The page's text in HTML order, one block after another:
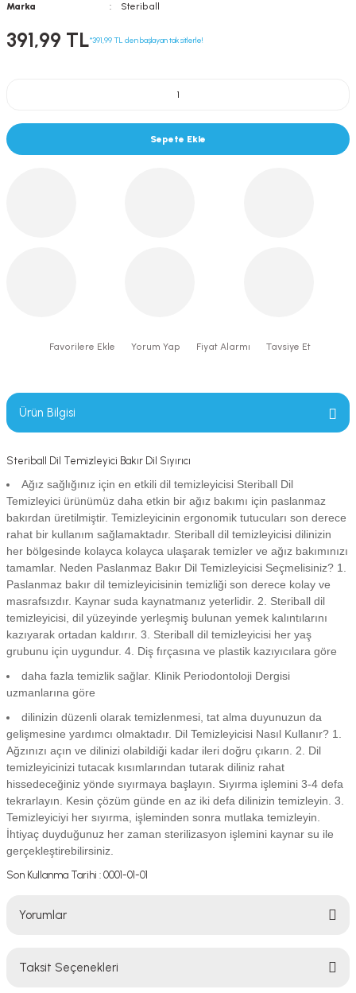
Marka Steriball
391,99 TL*391,99 TL den başlayan taksitlerle!
Sepete Ekle
Yorum Yap Fiyat Alarmı Tavsiye Et
Ürün Bilgisi
Steriball Dil Temizleyici Bakır Dil Sıyırıcı
Ağız sağlığınız için en etkili dil temizleyicisi Steriball Dil
Temizleyici ürünümüz daha etkin bir ağız bakımı için paslanmaz
bakırdan üretilmiştir. Temizleyicinin ergonomik tutucuları son derece
rahat bir kullanım sağlamaktadır. Steriball dil temizleyicisi dilinizin
her bölgesinde kolayca kolayca ulaşarak temizler ve ağız bakımınızı
tamamlar. Neden Paslanmaz Bakır Dil Temizleyicisi Seçmelisiniz? 1.
Paslanmaz bakır dil temizleyicisinin temizliği son derece kolay ve
masrafsızdır. Kaynar suda kaynatmanız yeterlidir. 2. Steriball dil
temizleyicisi, dil yüzeyinde yerleşmiş bulunan yemek kalıntılarını
kazıyarak ortadan kaldırır. 3. Steriball dil temizleyicisi her yaş
grubunu için uygundur. 4. Diş fırçasına ve plastik kazıyıcılara göre
daha fazla temizlik sağlar. Klinik Periodontoloji Dergisi
uzmanlarına göre
dilinizin düzenli olarak temizlenmesi, tat alma duyunuzun da
gelişmesine yardımcı olmaktadır. Dil Temizleyicisi Nasıl Kullanır? 1.
Ağzınızı açın ve dilinizi olabildiği kadar ileri doğru çıkarın. 2. Dil
temizleyicinizi tutacak kısımlarından tutarak diliniz rahat
hissedeceğiniz yönde sıyırmaya başlayın. Sıyırma işlemini 3-4 defa
tekrarlayın. Kesin çözüm günde en az iki defa dilinizin temizleyin. 3.
Temizleyiciyi her sıyırma, işleminden sonra mutlaka temizleyin.
İhtiyaç duyduğunuz her zaman sterilizasyon işlemini kaynar su ile
gerçekleştirebilirsiniz.
Son Kullanma Tarihi : 0001-01-01
Yorumlar
Taksit Seçenekleri